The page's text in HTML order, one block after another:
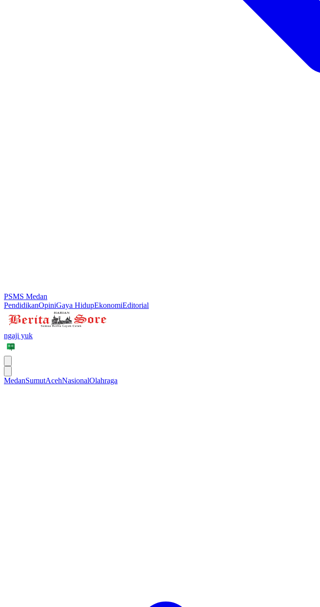
PSMS Medan
PendidikanOpiniGaya HidupEkonomiEditorial
ngaji yuk
MedanSumutAcehNasionalOlahraga